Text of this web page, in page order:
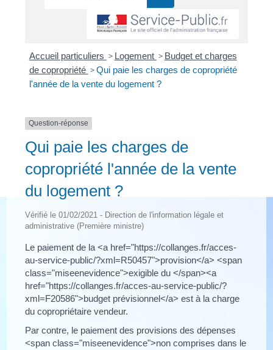
Accueil particuliers > Logement > Budget et charges
de copropriété >Qui paie les charges de copropriété
l'année de la vente du logement ?
Question-réponse
Qui paie les charges de
copropriété l'année de la vente
du logement ?
Vérifié le 01/02/2021 - Direction de l'information légale et
administrative (Première ministre)
Le paiement de la <a href="https://collanges.fr/acces-
au-service-public/?xml=R50457">provision</a> <span
class="miseenevidence">exigible du </span><a
href="https://collanges.fr/acces-au-service-public/?
xml=F20586">budget prévisionnel</a> est à la charge
du copropriétaire vendeur.
Par contre, le paiement des provisions des dépenses
<span class="miseenevidence">non comprises dans le